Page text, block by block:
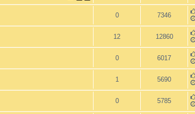
0 7346
12 12860
0 6017
1 5690
0 5785